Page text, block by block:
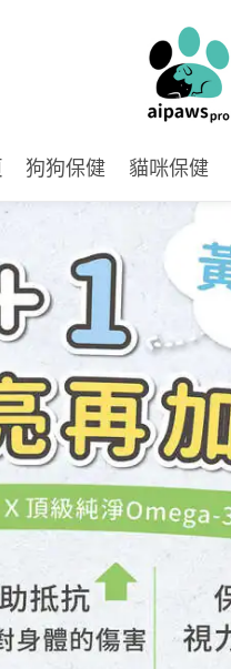
狗狗保健 貓咪保健